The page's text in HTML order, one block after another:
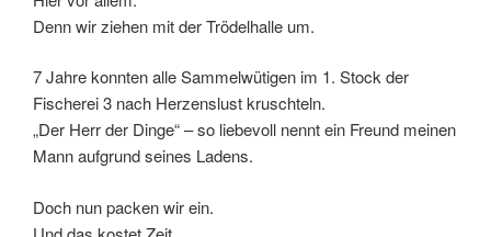
Denn wir ziehen mit der Trödelhalle um.
7 Jahre konnten alle Sammelwütigen im 1. Stock der
Fischerei 3 nach Herzenslust kruschteln.
„Der Herr der Dinge“ – so liebevoll nennt ein Freund meinen
Mann aufgrund seines Ladens.
Doch nun packen wir ein.